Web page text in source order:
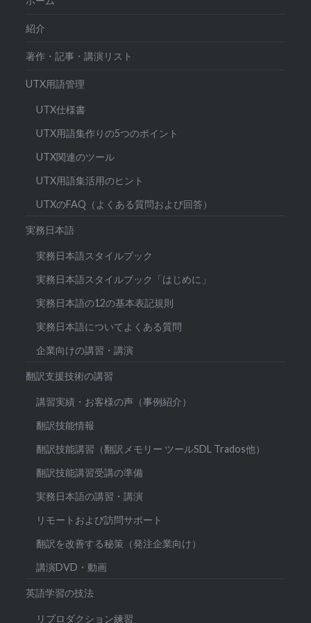
紹介
著作・記事・講演リスト
UTX用語管理
UTX仕様書
UTX用語集作りの5つのポイント
UTX関連のツール
UTX用語集活用のヒント
UTXのFAQ（よくある質問および回答）
実務日本語
実務日本語スタイルブック
実務日本語スタイルブック「はじめに」
実務日本語の12の基本表記規則
実務日本語についてよくある質問
企業向けの講習・講演
翻訳支援技術の講習
講習実績・お客様の声（事例紹介）
翻訳技能情報
翻訳技能講習（翻訳メモリー ツールSDL Trados他）
翻訳技能講習受講の準備
実務日本語の講習・講演
リモートおよび訪問サポート
翻訳を改善する秘策（発注企業向け）
講演DVD・動画
英語学習の技法
リプロダクション練習